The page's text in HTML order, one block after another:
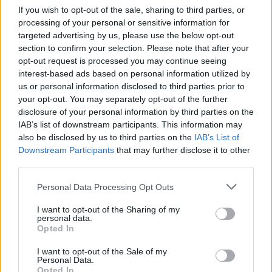
If you wish to opt-out of the sale, sharing to third parties, or
processing of your personal or sensitive information for
targeted advertising by us, please use the below opt-out
section to confirm your selection. Please note that after your
opt-out request is processed you may continue seeing
interest-based ads based on personal information utilized by
us or personal information disclosed to third parties prior to
your opt-out. You may separately opt-out of the further
disclosure of your personal information by third parties on the
IAB’s list of downstream participants. This information may
also be disclosed by us to third parties on the IAB’s List of
Downstream Participants that may further disclose it to other
Please note that this website/app uses one or more Google
not limited to your visit or usage behaviour. You may click to
grant or deny consent to Google and its third-party tags to
use your data for below specified purposes in below Google
consent section.
Personal Data Processing Opt Outs
I want to opt-out of the Sharing of my
personal data.
Opted In
I want to opt-out of the Sale of my
Personal Data.
1.2. wzór Herona
Definicja
wzór Herona
to przypisywany Heronowi (ponoć
znany jużArchimedesowi) wzór na obliczanie pola
Gramatyka
frazem rzeczownikowy
rodzaj męskorzeczowy
odmienny